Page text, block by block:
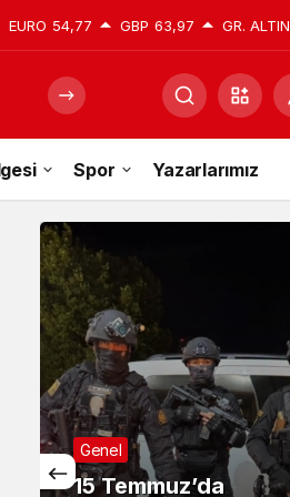
EURO 54,77 GBP 63,97 GR. ALTIN
Spor Yazarlarımız
Gündüz Modu
Gündüz modunu seçin.
Gece Modu
Gece modunu seçin.